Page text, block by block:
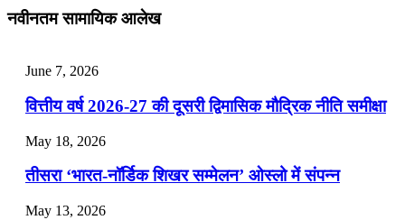
July 25, 2026
📝 डेली करेंट अफेयर्स: 22-24 जुलाई 2026
July 22, 2026
📝 डेली करेंट अफेयर्स: 19-21 जुलाई 2026
July 19, 2026
नवीनतम सामायिक आलेख
June 7, 2026
वित्तीय वर्ष 2026-27 की दूसरी द्विमासिक मौद्रिक नीति समीक्षा
May 18, 2026
तीसरा ‘भारत-नॉर्डिक शिखर सम्मेलन’ ओस्लो में संपन्न
May 13, 2026